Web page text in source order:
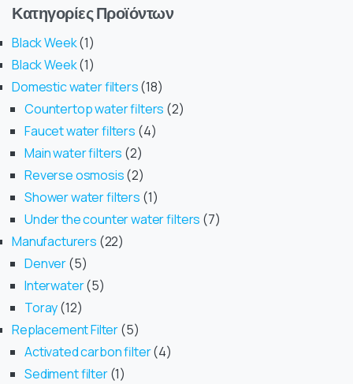
Κατηγορίες Προϊόντων
Black Week 1
Black Week 1
Domestic water filters 18
Countertop water filters 2
Faucet water filters 4
Main water filters 2
Reverse osmosis 2
Shower water filters 1
Under the counter water filters 7
Manufacturers 22
Denver 5
Interwater 5
Toray 12
Replacement Filter 5
Activated carbon filter 4
Sediment filter 1